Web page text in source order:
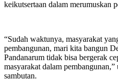
keikutsertaan dalam merumuskan
“Sudah waktunya, masyarakat
pembangunan, mari kita bangun
Pandanarum tidak bisa bergerak
masyarakat dalam
sambutan.